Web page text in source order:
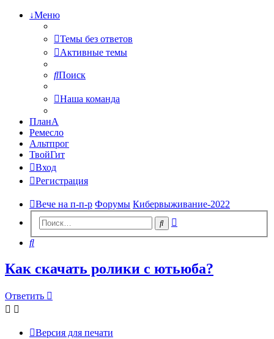
↓Меню
Темы без ответов
Активные темы
Поиск
Наша команда
ПланА
Ремесло
Альтпрог
ТвойГит
Вход
Регистрация
Вече на п-п-р Форумы Кибервыживание-2022
Поиск
Поиск
Как скачать ролики с ютьюба?
Ответить
Версия для печати